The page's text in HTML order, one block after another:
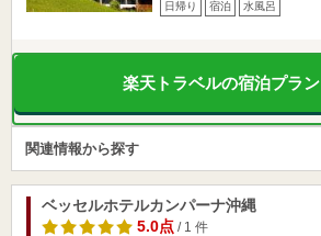
日帰り 宿泊 水風呂
楽天トラベルの宿泊プラ
関連情報から探す
ベッセルホテルカンパーナ沖縄
5.0点/ 1 件